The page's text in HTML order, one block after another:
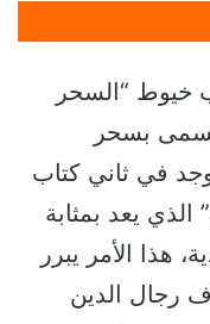
خيوط “السحر
يسمى بسحر
في ثاني كتاب
الذي يعد بمثابة
هذا الأمر يبرر
رجال الدين